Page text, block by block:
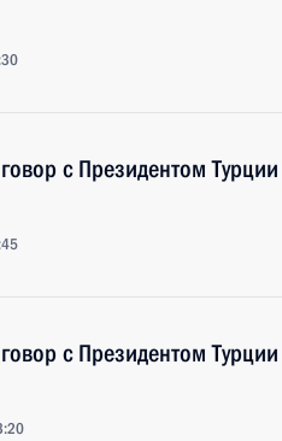
с Президентом
с Президентом